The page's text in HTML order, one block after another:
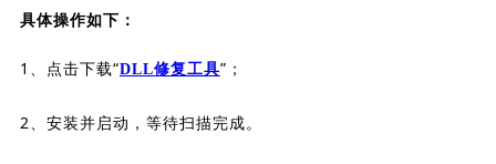
具体操作如下：
1、点击下载“DLL修复工具”；
2、安装并启动，等待扫描完成。